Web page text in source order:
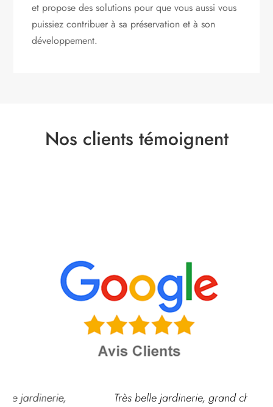
et propose des solutions pour que vous aussi vous
puissiez contribuer à sa préservation et à son
développement.
Nos clients témoignent
Très belle jardinerie, grand choix de fleurs et